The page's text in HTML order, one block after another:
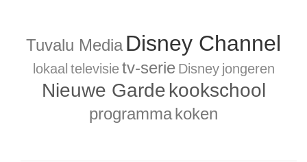
Tuvalu Media Disney Channel
lokaal televisie tv-serie Disney jongeren
Nieuwe Garde kookschool
programmakoken